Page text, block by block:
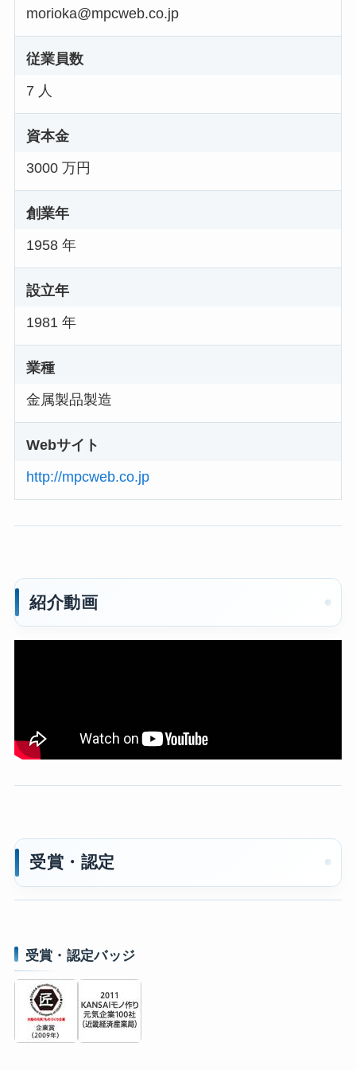
morioka@mpcweb.co.jp
従業員数
7 人
資本金
3000 万円
創業年
1958 年
設立年
1981 年
業種
金属製品製造
Webサイト
http://mpcweb.co.jp
紹介動画
受賞・認定
受賞・認定バッジ